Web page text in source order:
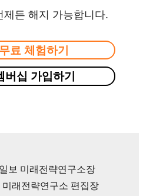
제든 해지 가능합니다.
료 체험하기
버십 가입하기
보 미래전략연구소장
미래전략연구소 편집장